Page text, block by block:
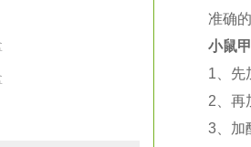
准确
小鼠
1 、
2 、
3 、